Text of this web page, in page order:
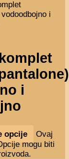
i
opcije
Ovaj
mogu biti